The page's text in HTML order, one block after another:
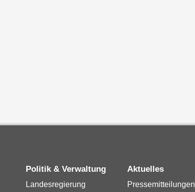
Politik & Verwaltung
Landesregierung
Aktuelles
Pressemitteilungen